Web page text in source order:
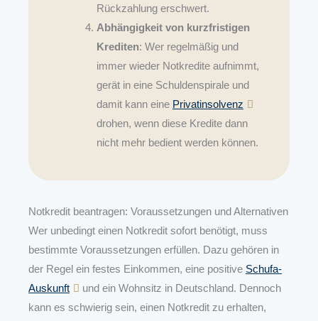
Rückzahlung erschwert.
Abhängigkeit von kurzfristigen
Krediten: Wer regelmäßig und
immer wieder Notkredite aufnimmt,
gerät in eine Schuldenspirale und
damit kann eine Privatinsolvenz
drohen, wenn diese Kredite dann
nicht mehr bedient werden können.
Notkredit beantragen: Voraussetzungen und Alternativen
Wer unbedingt einen Notkredit sofort benötigt, muss
bestimmte Voraussetzungen erfüllen. Dazu gehören in
der Regel ein festes Einkommen, eine positive Schufa-
Auskunft
und ein Wohnsitz in Deutschland. Dennoch
kann es schwierig sein, einen Notkredit zu erhalten,